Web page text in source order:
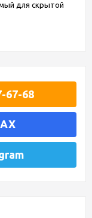
для скрытой
67-68